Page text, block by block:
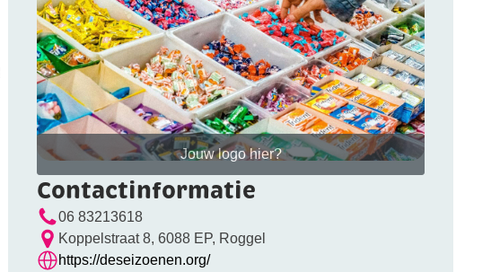
Jouw logo hier?
Contactinformatie
06 83213618
Koppelstraat 8, 6088 EP, Roggel
https://deseizoenen.org/